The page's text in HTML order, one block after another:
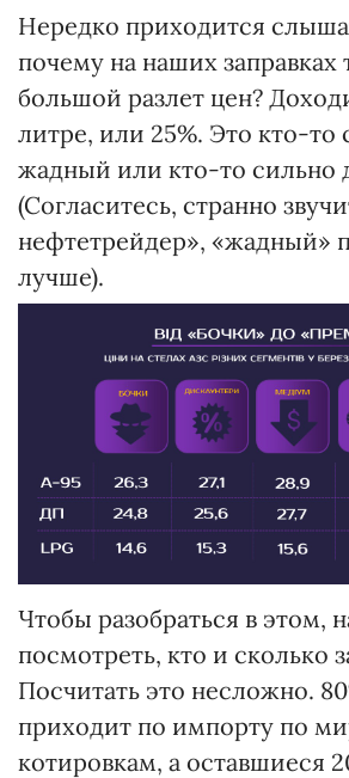
Нередко приходится
почему на наших заправках
большой разлет цен?
литре, или 25%. Это кто-то
жадный или кто-то сильно
(Согласитесь, странно
нефтетрейдер», «жадный»
лучше).
Чтобы разобраться в этом,
посмотреть, кто и сколько
Посчитать это несложно.
приходит по импорту по
котировкам, а оставшиеся